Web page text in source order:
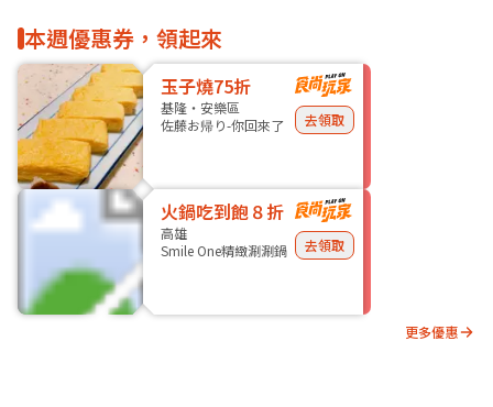
本週優惠券，領起來
玉子燒75折
基隆・安樂區
佐藤お帰り-你回來了
去領取
火鍋吃到飽８折
高雄
Smile One精緻涮涮鍋
去領取
更多優惠